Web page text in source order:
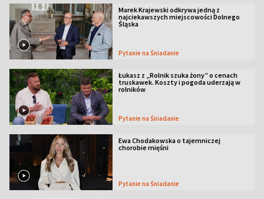
Marek Krajewski odkrywa jedną z
najciekawszych miejscowości Dolnego
Śląska
Pytanie na Śniadanie
Łukasz z „Rolnik szuka żony” o cenach
truskawek. Koszty i pogoda uderzają w
rolników
Pytanie na Śniadanie
Ewa Chodakowska o tajemniczej
chorobie mięśni
Pytanie na Śniadanie